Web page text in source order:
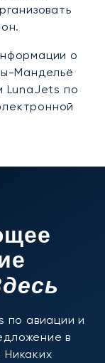
о
Мандельё
LunaJets по
по авиации и
в
Никаких